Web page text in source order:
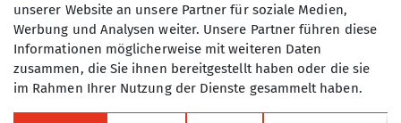
Details
unserer Website an unsere Partner für soziale Medien,
Werbung und Analysen weiter. Unsere Partner führen diese
Informationen möglicherweise mit weiteren Daten
zusammen, die Sie ihnen bereitgestellt haben oder die sie
im Rahmen Ihrer Nutzung der Dienste gesammelt haben.